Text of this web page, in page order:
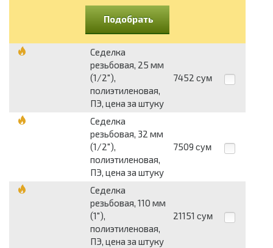
Подобрать
Седелка
резьбовая, 25 мм
(1/2"),
полиэтиленовая,
ПЭ, цена за штуку
7452 сум
Седелка
резьбовая, 32 мм
(1/2"),
полиэтиленовая,
ПЭ, цена за штуку
7509 сум
Седелка
резьбовая, 110 мм
(1"),
полиэтиленовая,
ПЭ, цена за штуку
21151 сум